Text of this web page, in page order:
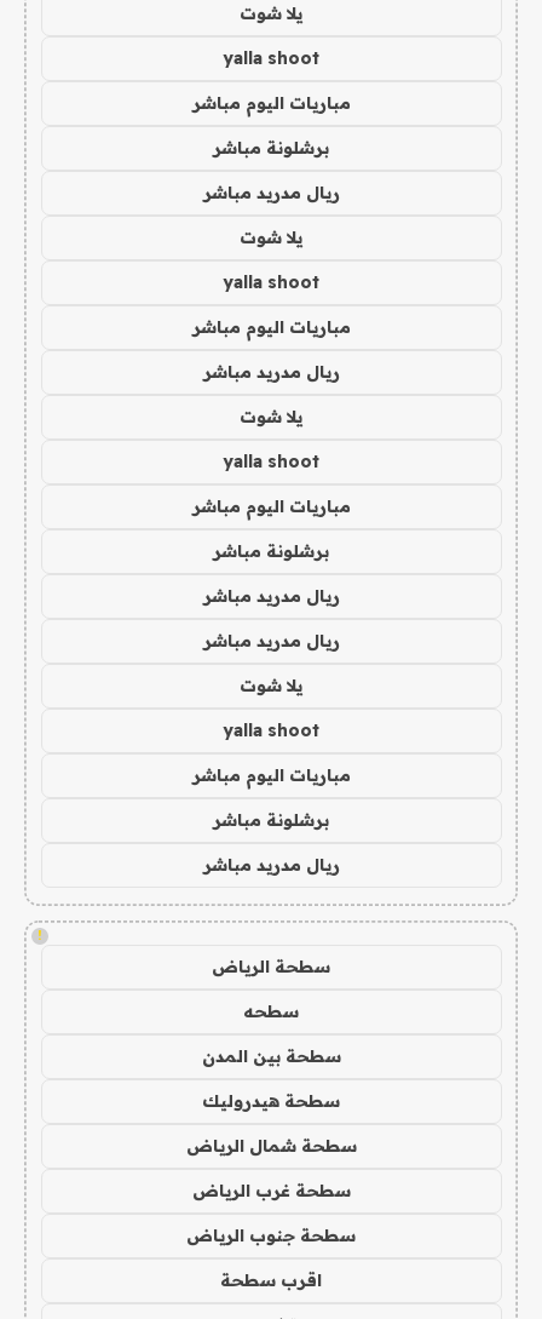
يلا شوت
yalla shoot
مباريات اليوم مباشر
برشلونة مباشر
ريال مدريد مباشر
يلا شوت
yalla shoot
مباريات اليوم مباشر
ريال مدريد مباشر
يلا شوت
yalla shoot
مباريات اليوم مباشر
برشلونة مباشر
ريال مدريد مباشر
ريال مدريد مباشر
يلا شوت
yalla shoot
مباريات اليوم مباشر
برشلونة مباشر
ريال مدريد مباشر
!
سطحة الرياض
سطحه
سطحة بين المدن
سطحة هيدروليك
سطحة شمال الرياض
سطحة غرب الرياض
سطحة جنوب الرياض
اقرب سطحة